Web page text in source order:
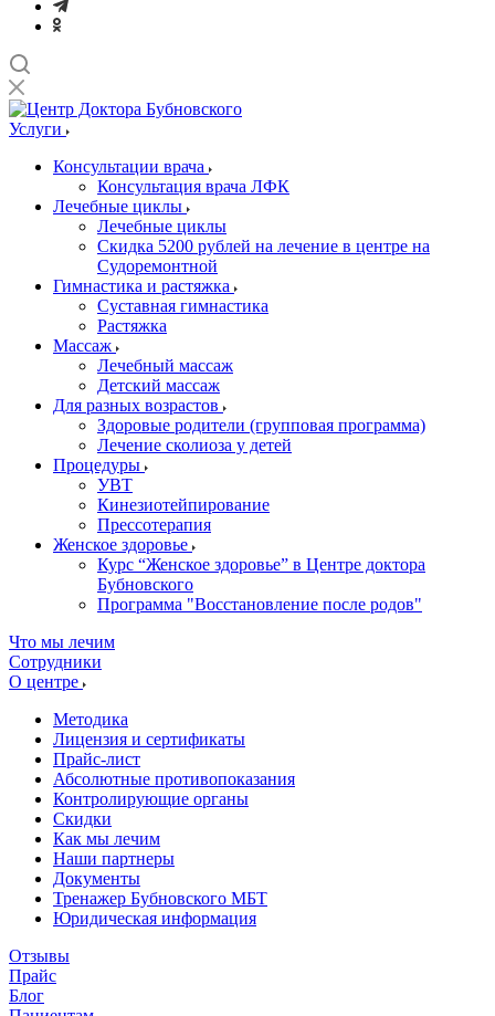
Услуги
Консультации врача
Консультация врача ЛФК
Лечебные циклы
Лечебные циклы
Скидка 5200 рублей на лечение в центре на
Судоремонтной
Гимнастика и растяжка
Суставная гимнастика
Растяжка
Массаж
Лечебный массаж
Детский массаж
Для разных возрастов
Здоровые родители (групповая программа)
Лечение сколиоза у детей
Процедуры
УВТ
Кинезиотейпирование
Прессотерапия
Женское здоровье
Курс “Женское здоровье” в Центре доктора
Бубновского
Программа "Восстановление после родов"
Что мы лечим
Сотрудники
О центре
Методика
Лицензия и сертификаты
Прайс-лист
Абсолютные противопоказания
Контролирующие органы
Скидки
Как мы лечим
Наши партнеры
Документы
Тренажер Бубновского МБТ
Юридическая информация
Отзывы
Прайс
Блог